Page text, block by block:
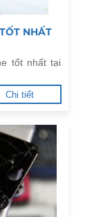
NHẤT
tốt nhất tại
Chi tiết